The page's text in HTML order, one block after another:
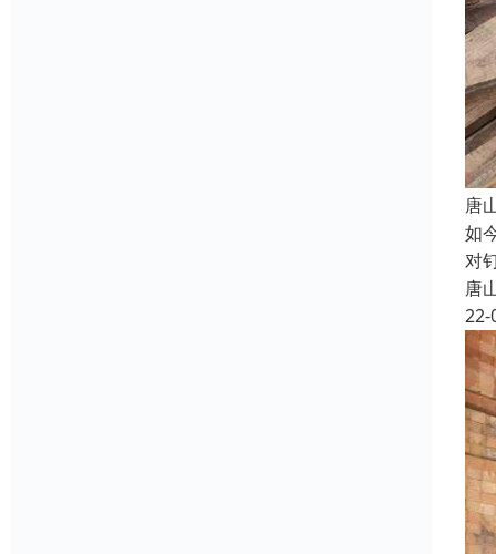
唐
如
对
唐
22-